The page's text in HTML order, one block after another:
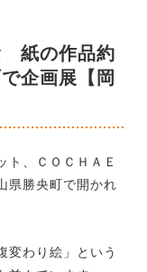
紙の作品約
企画展【岡
ト、ＣＯＣＨＡＥ
県勝央町で開かれ
変わり絵」という